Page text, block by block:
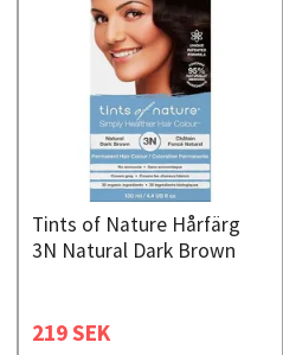
Tints of Nature Hårfärg
3N Natural Dark Brown
219 SEK